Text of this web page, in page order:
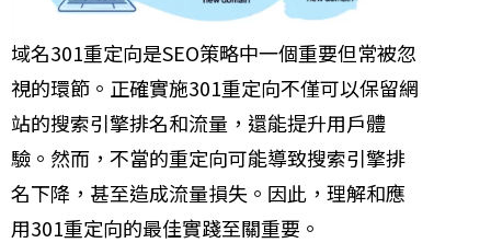
域名301重定向是SEO策略中一個重要但常被忽
視的環節。正確實施301重定向不僅可以保留網
站的搜索引擎排名和流量，還能提升用戶體
驗。然而，不當的重定向可能導致搜索引擎排
名下降，甚至造成流量損失。因此，理解和應
用301重定向的最佳實踐至關重要。